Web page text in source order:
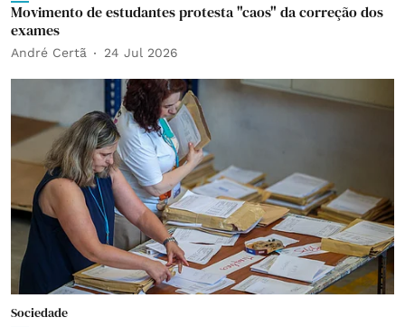
Movimento de estudantes protesta "caos" da correção dos
exames
André Certã 24 Jul 2026
Sociedade